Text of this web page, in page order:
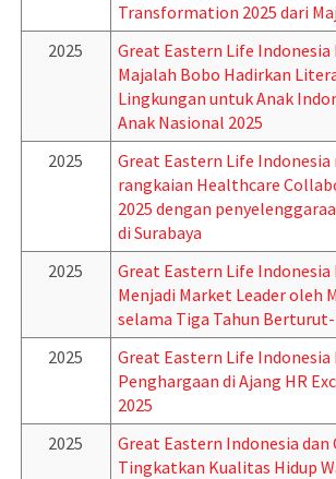
Transformation 2025 dari
2025
Great Eastern Life Indonesia
Majalah Bobo Hadirkan
Lingkungan untuk Anak
Anak Nasional 2025
2025
Great Eastern Life
rangkaian Healthcare
2025 dengan
di Surabaya
2025
Great Eastern Life
Menjadi Market Leader oleh
selama Tiga Tahun
2025
Great Eastern Life Indonesia
Penghargaan di Ajang HR
2025
2025
Great Eastern Indonesia dan
Tingkatkan Kualitas Hidup